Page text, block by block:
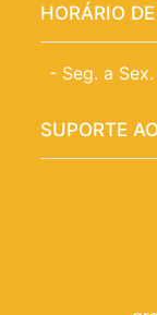
HORÁRIO
- Seg. a
SUPORTE